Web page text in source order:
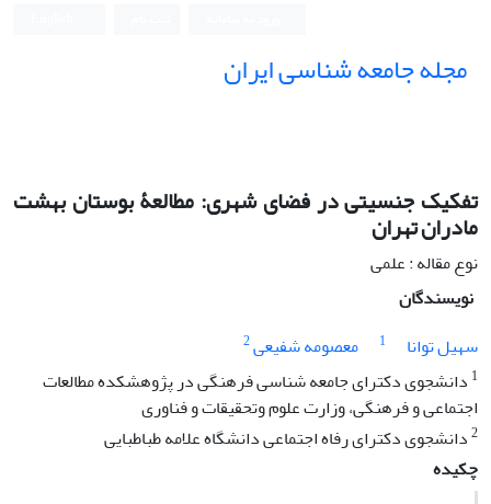
مجله جامعه شناسی ایران
تفکیک جنسیتی در فضای شهری: مطالعۀ بوستان بهشت
مادران تهران
نوع مقاله : علمی
نویسندگان
سهیل توانا
1 معصومه شفیعی2
1 دانشجوی دکترای جامعه شناسی فرهنگی در پژوهشکده مطالعات
اجتماعی و فرهنگی، وزارت علوم وتحقیقات و فناوری
2دانشجوی دکترای رفاه اجتماعی دانشگاه علامه طباطبایی
چکیده